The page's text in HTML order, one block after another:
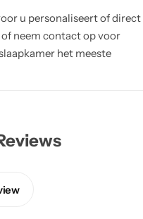
u personaliseert of direct
neem contact op voor
het meeste